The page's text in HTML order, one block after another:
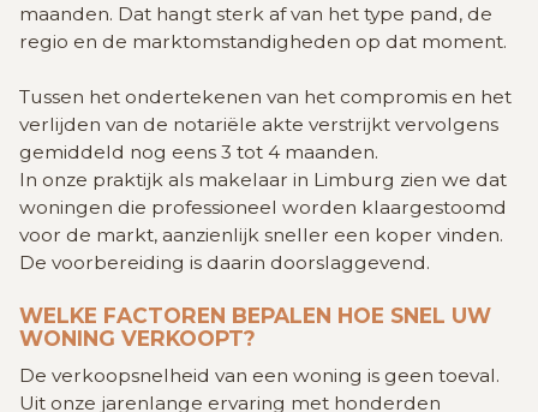
maanden. Dat hangt sterk af van het type pand, de
regio en de marktomstandigheden op dat moment.
Tussen het ondertekenen van het compromis en het
verlijden van de notariële akte verstrijkt vervolgens
gemiddeld nog eens 3 tot 4 maanden.
In onze praktijk als makelaar in Limburg zien we dat
woningen die professioneel worden klaargestoomd
voor de markt, aanzienlijk sneller een koper vinden.
De voorbereiding is daarin doorslaggevend.
WELKE FACTOREN BEPALEN HOE SNEL UW
WONING VERKOOPT?
De verkoopsnelheid van een woning is geen toeval.
Uit onze jarenlange ervaring met honderden